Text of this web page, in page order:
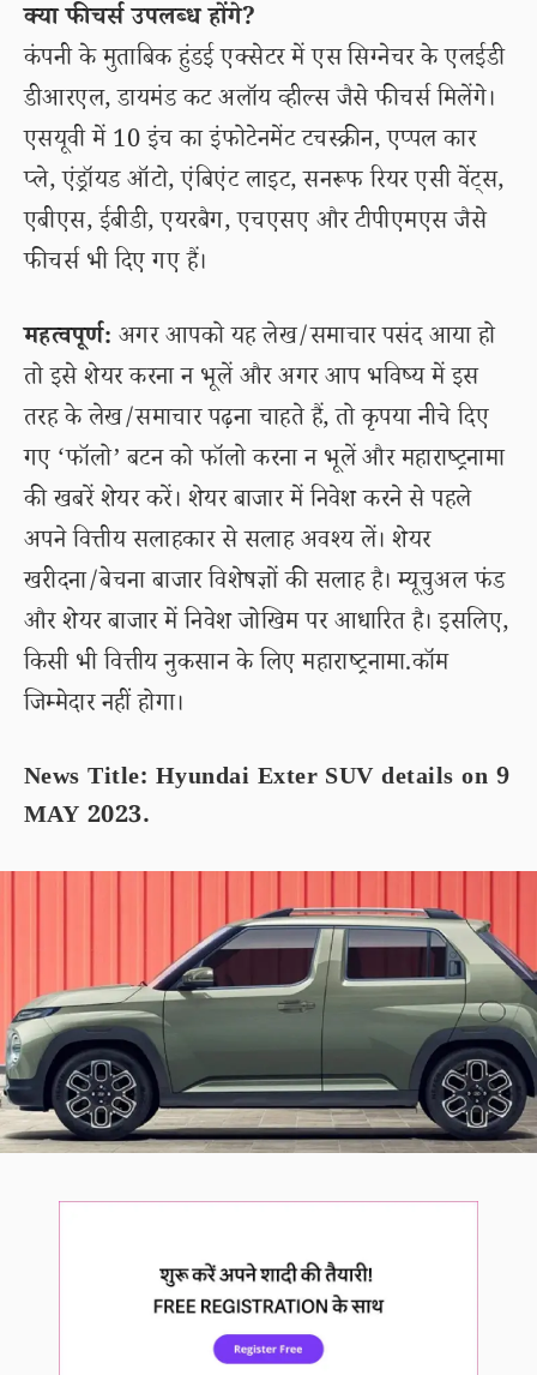
क्या फीचर्स उपलब्ध होंगे?
कंपनी के मुताबिक हुंडई एक्सेटर में एस सिग्नेचर के एलईडी
डीआरएल, डायमंड कट अलॉय व्हील्स जैसे फीचर्स मिलेंगे।
एसयूवी में 10 इंच का इंफोटेनमेंट टचस्क्रीन, एप्पल कार
प्ले, एंड्रॉयड ऑटो, एंबिएंट लाइट, सनरूफ रियर एसी वेंट्स,
एबीएस, ईबीडी, एयरबैग, एचएसए और टीपीएमएस जैसे
फीचर्स भी दिए गए हैं।
महत्वपूर्ण: अगर आपको यह लेख/समाचार पसंद आया हो
तो इसे शेयर करना न भूलें और अगर आप भविष्य में इस
तरह के लेख/समाचार पढ़ना चाहते हैं, तो कृपया नीचे दिए
गए ‘फॉलो’ बटन को फॉलो करना न भूलें और महाराष्ट्रनामा
की खबरें शेयर करें। शेयर बाजार में निवेश करने से पहले
अपने वित्तीय सलाहकार से सलाह अवश्य लें। शेयर
खरीदना/बेचना बाजार विशेषज्ञों की सलाह है। म्यूचुअल फंड
और शेयर बाजार में निवेश जोखिम पर आधारित है। इसलिए,
किसी भी वित्तीय नुकसान के लिए महाराष्ट्रनामा.कॉम
जिम्मेदार नहीं होगा।
News Title: Hyundai Exter SUV details on 9
MAY 2023.